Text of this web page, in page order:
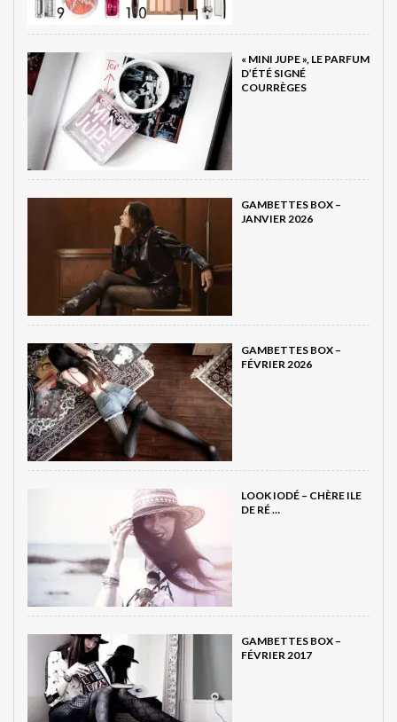
« MINI JUPE », LE PARFUM
D’ÉTÉ SIGNÉ
COURRÈGES
GAMBETTES BOX –
JANVIER 2026
GAMBETTES BOX –
FÉVRIER 2026
LOOK IODÉ – CHÈRE ILE
DE RÉ …
GAMBETTES BOX –
FÉVRIER 2017